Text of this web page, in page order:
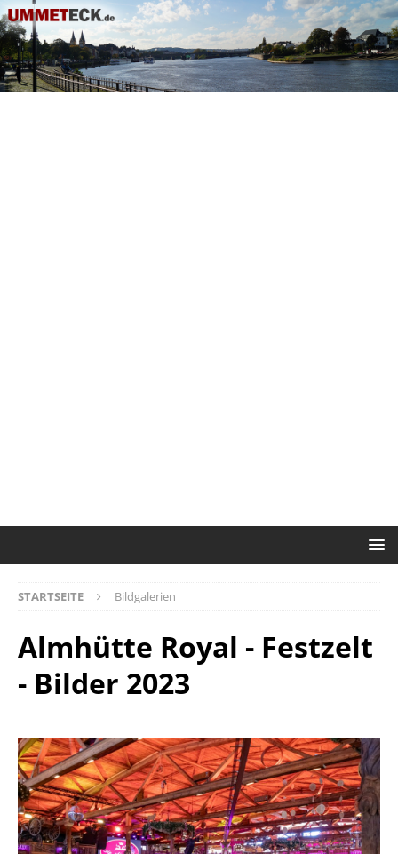
STARTSEITE Bildgalerien
Almhütte Royal - Festzelt
- Bilder 2023